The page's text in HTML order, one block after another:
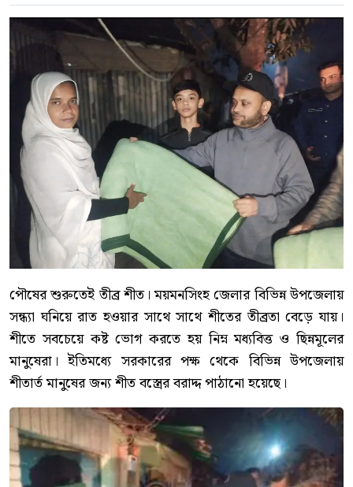
পৌষের শুরুতেই তীব্র শীত। ময়মনসিংহ জেলার বিভিন্ন উপজেলায়
সন্ধ্যা ঘনিয়ে রাত হওয়ার সাথে সাথে শীতের তীব্রতা বেড়ে যায়।
শীতে সবচেয়ে কষ্ট ভোগ করতে হয় নিম্ন মধ্যবিত্ত ও ছিন্নমূলের
মানুষেরা। ইতিমধ্যে সরকারের পক্ষ থেকে বিভিন্ন উপজেলায়
শীতার্ত মানুষের জন্য শীত বস্ত্রের বরাদ্দ পাঠানো হয়েছে।